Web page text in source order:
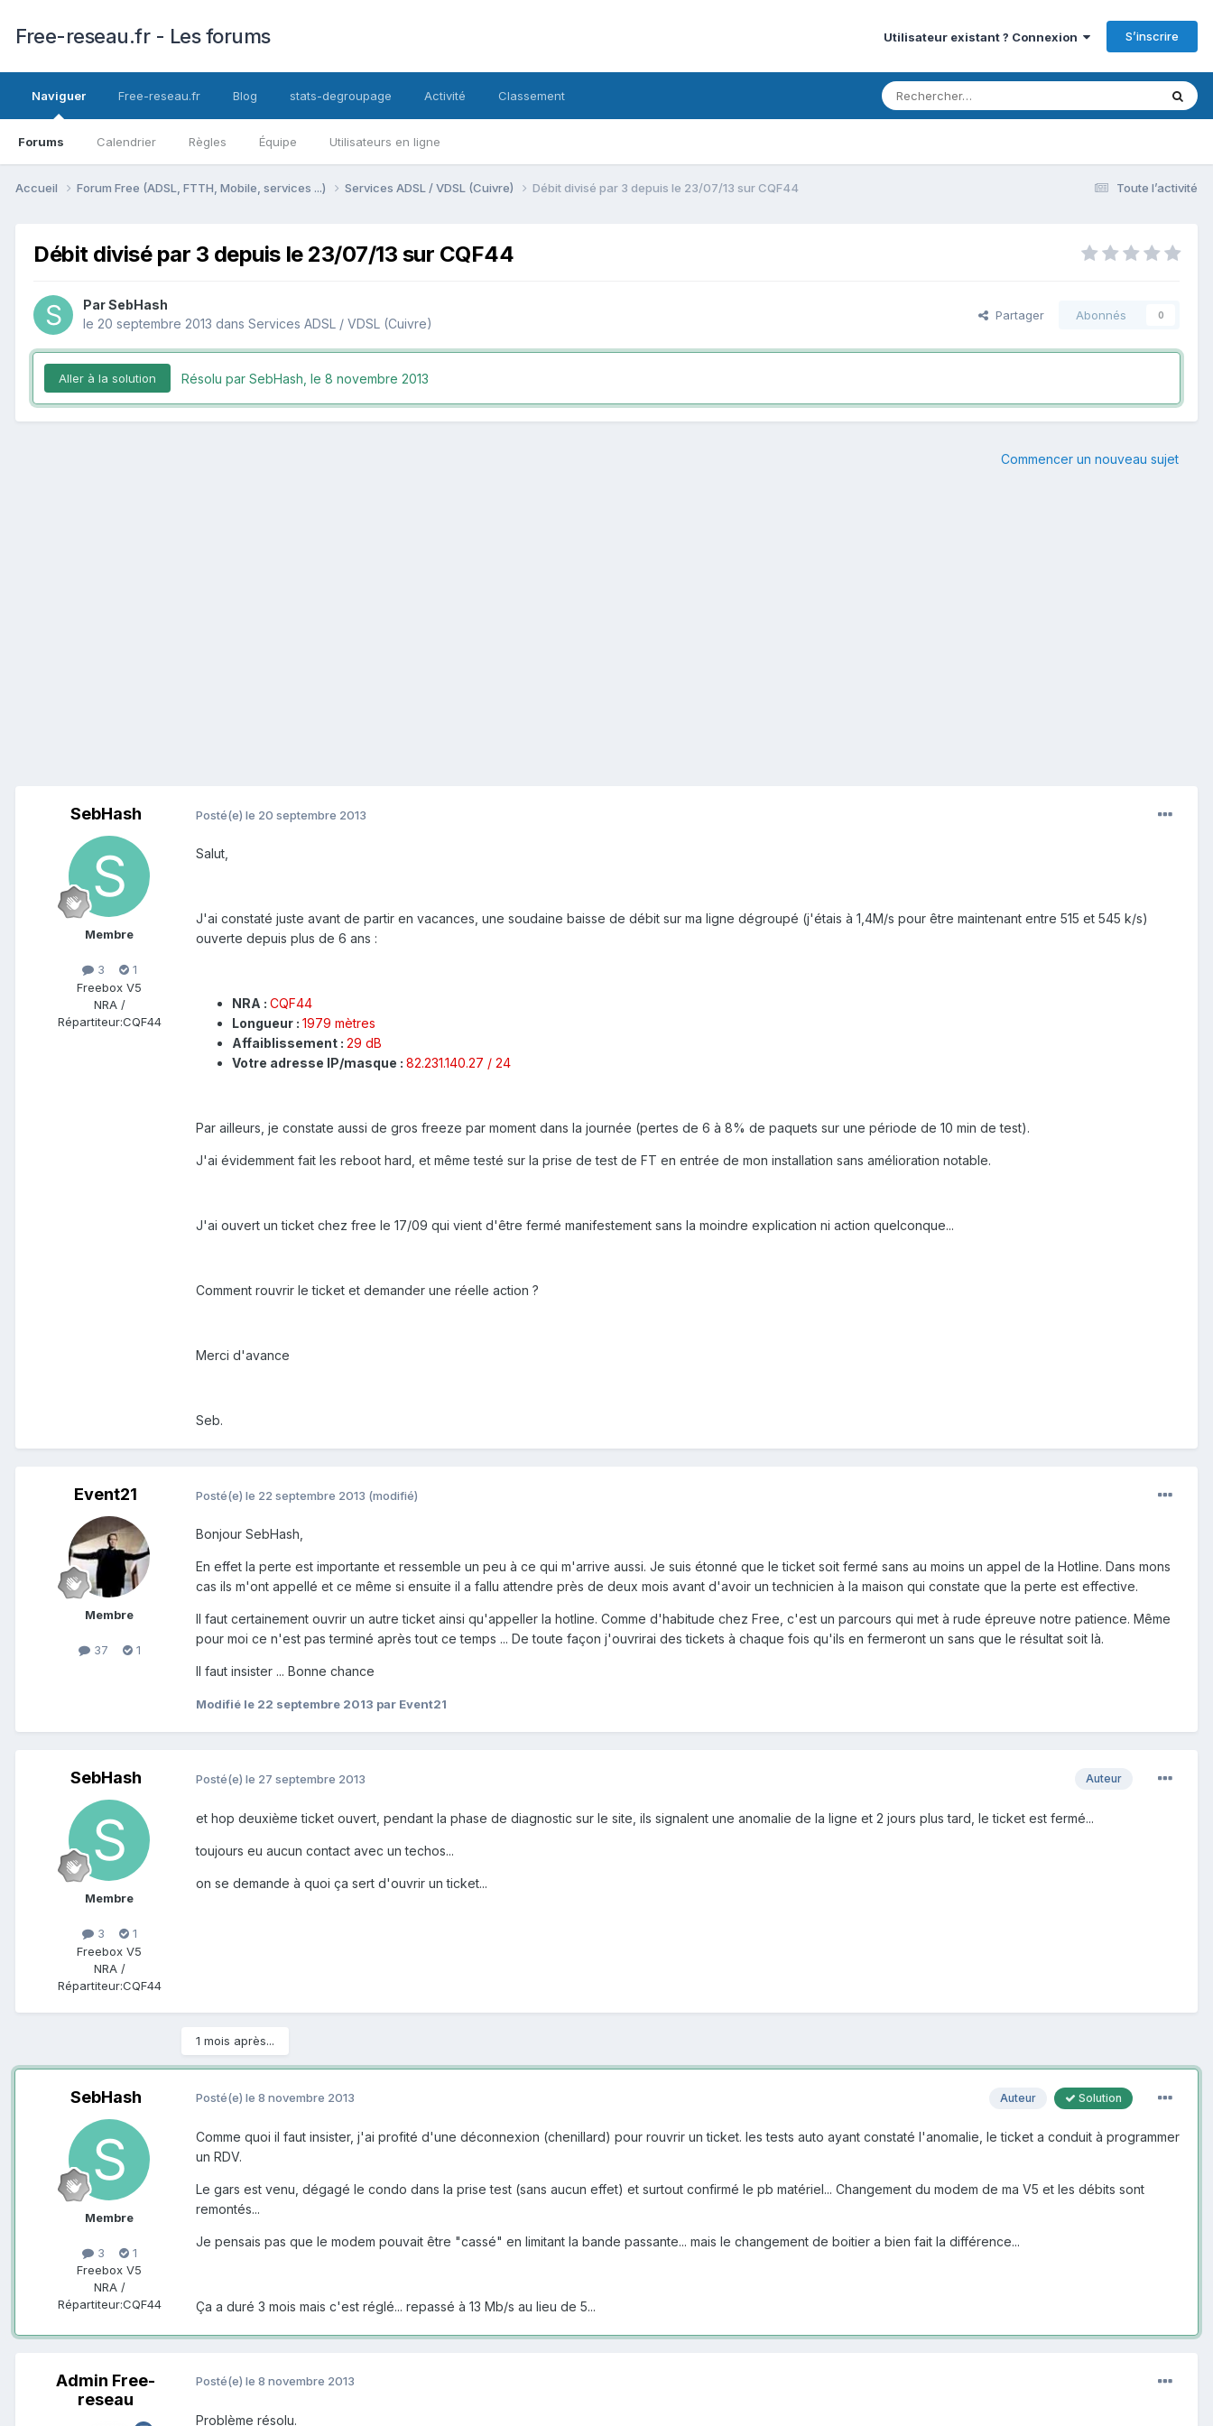
Free-reseau.fr - Les forums Utilisateur existant ? Connexion S’inscrire
Naviguer
Forums Calendrier Règles Équipe Utilisateurs en ligne
Free-reseau.fr Blog stats-degroupage Activité Classement
Toute l’activité
Accueil Forum Free (ADSL, FTTH, Mobile, services ...) Services ADSL / VDSL (Cuivre) Débit divisé par 3 depuis le 23/07/13 sur CQF44
Débit divisé par 3 depuis le 23/07/13 sur CQF44
ParSebHash
le 20 septembre 2013 dans Services ADSL / VDSL (Cuivre)
Partager Abonnés 0
Aller à la solution Résolu par SebHash, le 8 novembre 2013
Commencer un nouveau sujet
SebHash
Membre
3
1
Freebox V5
NRA /
Répartiteur:CQF44
Posté(e) le 20 septembre 2013
Salut,
J'ai constaté juste avant de partir en vacances, une soudaine baisse de débit sur ma ligne dégroupé (j'étais à 1,4M/s pour être maintenant entre 515 et 545 k/s)
ouverte depuis plus de 6 ans :
NRA : CQF44
Longueur : 1979 mètres
Affaiblissement : 29 dB
Votre adresse IP/masque : 82.231.140.27 / 24
Par ailleurs, je constate aussi de gros freeze par moment dans la journée (pertes de 6 à 8% de paquets sur une période de 10 min de test).
J'ai évidemment fait les reboot hard, et même testé sur la prise de test de FT en entrée de mon installation sans amélioration notable.
J'ai ouvert un ticket chez free le 17/09 qui vient d'être fermé manifestement sans la moindre explication ni action quelconque...
Comment rouvrir le ticket et demander une réelle action ?
Merci d'avance
Seb.
Event21
Membre
37 1
Posté(e) le 22 septembre 2013 (modifié)
Bonjour SebHash,
En effet la perte est importante et ressemble un peu à ce qui m'arrive aussi. Je suis étonné que le ticket soit fermé sans au moins un appel de la Hotline. Dans mons
cas ils m'ont appellé et ce même si ensuite il a fallu attendre près de deux mois avant d'avoir un technicien à la maison qui constate que la perte est effective.
Il faut certainement ouvrir un autre ticket ainsi qu'appeller la hotline. Comme d'habitude chez Free, c'est un parcours qui met à rude épreuve notre patience. Même
pour moi ce n'est pas terminé après tout ce temps ... De toute façon j'ouvrirai des tickets à chaque fois qu'ils en fermeront un sans que le résultat soit là.
Il faut insister ... Bonne chance
Modifié le 22 septembre 2013 par Event21
SebHash
Membre
3
1
Freebox V5
NRA /
Répartiteur:CQF44
Auteur
Posté(e) le 27 septembre 2013
et hop deuxième ticket ouvert, pendant la phase de diagnostic sur le site, ils signalent une anomalie de la ligne et 2 jours plus tard, le ticket est fermé...
toujours eu aucun contact avec un techos...
on se demande à quoi ça sert d'ouvrir un ticket...
1 mois après...
SebHash
Membre
3
1
Freebox V5
NRA /
Répartiteur:CQF44
Auteur Solution
Posté(e) le 8 novembre 2013
Comme quoi il faut insister, j'ai profité d'une déconnexion (chenillard) pour rouvrir un ticket. les tests auto ayant constaté l'anomalie, le ticket a conduit à programmer
un RDV.
Le gars est venu, dégagé le condo dans la prise test (sans aucun effet) et surtout confirmé le pb matériel... Changement du modem de ma V5 et les débits sont
remontés...
Je pensais pas que le modem pouvait être "cassé" en limitant la bande passante... mais le changement de boitier a bien fait la différence...
Ça a duré 3 mois mais c'est réglé... repassé à 13 Mb/s au lieu de 5...
Admin Free-
reseau
Posté(e) le 8 novembre 2013
Problème résolu.